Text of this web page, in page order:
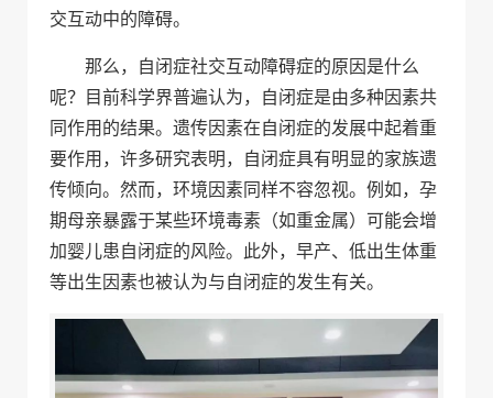
交互动中的障碍。
那么，自闭症社交互动障碍症的原因是什么
呢？目前科学界普遍认为，自闭症是由多种因素共
同作用的结果。遗传因素在自闭症的发展中起着重
要作用，许多研究表明，自闭症具有明显的家族遗
传倾向。然而，环境因素同样不容忽视。例如，孕
期母亲暴露于某些环境毒素（如重金属）可能会增
加婴儿患自闭症的风险。此外，早产、低出生体重
等出生因素也被认为与自闭症的发生有关。